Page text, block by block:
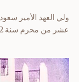
ولي العهد الأمير
عشر من محرم سنة 1372 الموافق 4 أكتوبر 1952: